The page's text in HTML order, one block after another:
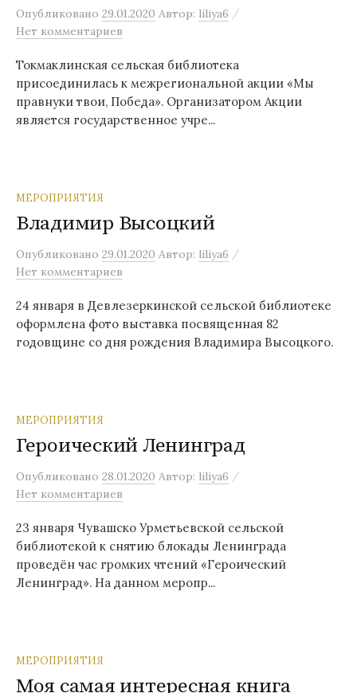
Опубликовано 29.01.2020 Автор: liliya6 /
Нет комментариев
Токмаклинская сельская библиотека
присоединилась к межрегиональной акции «Мы
правнуки твои, Победа». Организатором Акции
является государственное учре...
МЕРОПРИЯТИЯ
Владимир Высоцкий
Опубликовано 29.01.2020 Автор: liliya6 /
Нет комментариев
24 января в Девлезеркинской сельской библиотеке
оформлена фото выставка посвященная 82
годовщине со дня рождения Владимира Высоцкого.
МЕРОПРИЯТИЯ
Героический Ленинград
Опубликовано 28.01.2020 Автор: liliya6 /
Нет комментариев
23 января Чувашско Урметьевской сельской
библиотекой к снятию блокады Ленинграда
проведён час громких чтений «Героический
Ленинград». На данном меропр...
МЕРОПРИЯТИЯ
Моя самая интересная книга